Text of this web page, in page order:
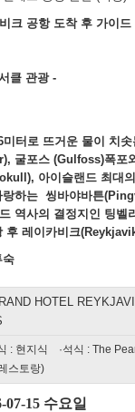
크 공항 도착 후 가이드
클 관광 -
미터로 뜨거운 물이 치
굴포스 (Gulfoss)폭포
아이슬랜드 최대
랑하는 씽바야바튼
역사의 결정지인 팅
후 레이카비크
숙
HOTEL
: 현지식 ·석식 : The
스토랑)
07-15 수요일